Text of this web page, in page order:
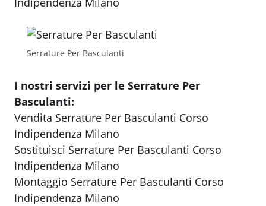
Serrature Per Basculanti
I nostri servizi per le Serrature Per
Basculanti:
Vendita Serrature Per Basculanti Corso
Indipendenza Milano
Sostituisci Serrature Per Basculanti Corso
Indipendenza Milano
Montaggio Serrature Per Basculanti Corso
Indipendenza Milano